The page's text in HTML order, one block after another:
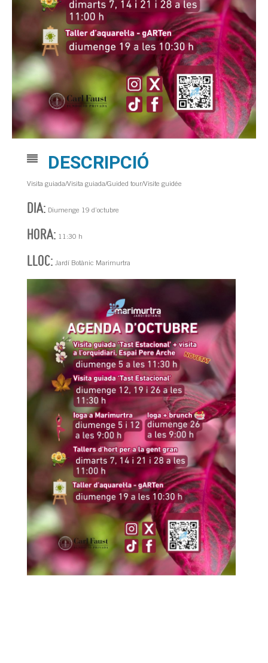
DESCRIPCIÓ
Visita guiada/Visita guiada/Guided tour/Visite guidée
DIA: Diumenge 19 d’octubre
HORA: 11:30 h
LLOC: Jardí Botànic Marimurtra